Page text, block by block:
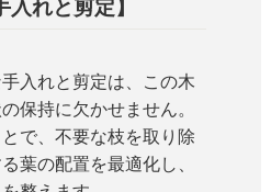
入れと剪定】
入れと剪定は、この木
保持に欠かせません。
で、不要な枝を取り除
葉の配置を最適化し、